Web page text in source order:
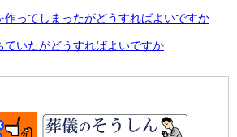
作ってしまったがどうすればよいですか
ていたがどうすればよいですか